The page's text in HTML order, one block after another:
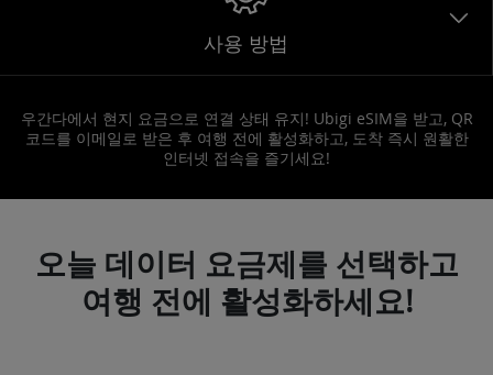
사용 방법
우간다에서 현지 요금으로 연결 상태 유지! Ubigi eSIM을 받고, QR
코드를 이메일로 받은 후 여행 전에 활성화하고, 도착 즉시 원활한
인터넷 접속을 즐기세요!
오늘 데이터 요금제를 선택하고
여행 전에 활성화하세요!